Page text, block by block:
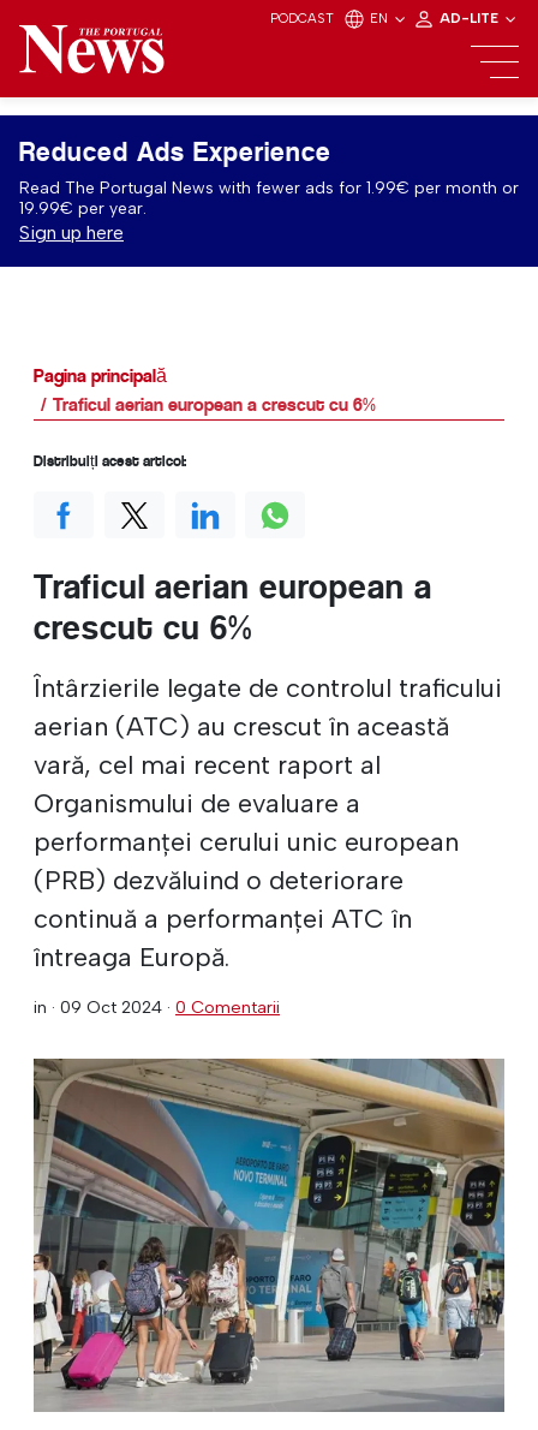
PODCAST EN AD-LITE
Reduced Ads Experience
Read The Portugal News with fewer ads for 1.99€ per month or
19.99€ per year.
Sign up here
Pagina principală
Traficul aerian european a crescut cu 6%
Traficul aerian european a
crescut cu 6%
Întârzierile legate de controlul traficului
aerian (ATC) au crescut în această
vară, cel mai recent raport al
Organismului de evaluare a
performanței cerului unic european
(PRB) dezvăluind o deteriorare
continuă a performanței ATC în
întreaga Europă.
in · 09 Oct 2024 · 0 Comentarii
Distribuiți acest articol: